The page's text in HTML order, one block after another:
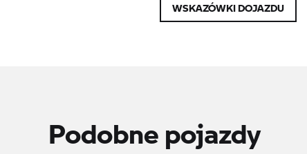
WSKAZÓWKI DOJAZDU
Podobne pojazdy